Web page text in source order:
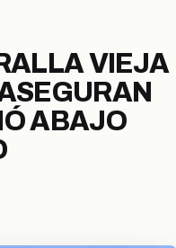
VIEJA
ABAJO